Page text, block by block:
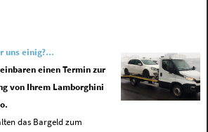
uns einig?...
einen Termin zur
von Ihrem Lamborghini
das Bargeld zum